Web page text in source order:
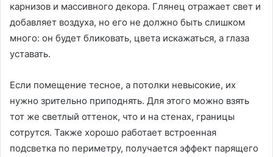
карнизов и массивного декора. Глянец отражает свет и
добавляет воздуха, но его не должно быть слишком
много: он будет бликовать, цвета искажаться, а глаза
уставать.
Если помещение тесное, а потолки невысокие, их
нужно зрительно приподнять. Для этого можно взять
тот же светлый оттенок, что и на стенах, границы
сотрутся. Также хорошо работает встроенная
подсветка по периметру, получается эффект парящего